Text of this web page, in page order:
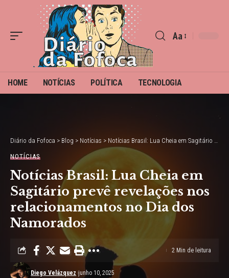
Font
Aa
HOME NOTÍCIAS POLÍTICA TECNOLOGIA
Diário da Fofoca > Blog > Notícias > Notícias Brasil: Lua Cheia em Sagitário prevê revelações nos relacionamentos no Dia dos Namorados
NOTÍCIAS
Notícias Brasil: Lua Cheia em
Sagitário prevê revelações nos
relacionamentos no Dia dos
Namorados
Diego Velázquez junho 10, 2025
2 Min de leitura